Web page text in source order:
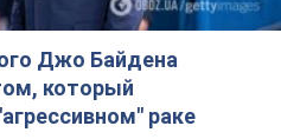
Джо Байдена
который
раке